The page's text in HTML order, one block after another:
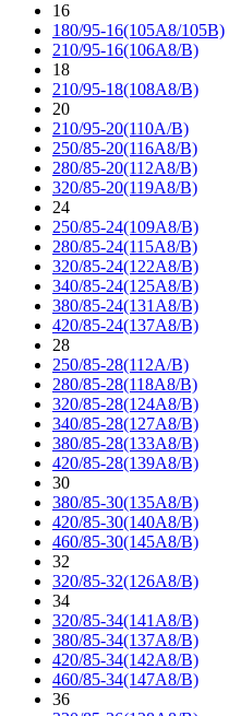
16
180/95-16(105A8/105B)
210/95-16(106A8/B)
18
210/95-18(108A8/B)
20
210/95-20(110A/B)
250/85-20(116A8/B)
280/85-20(112A8/B)
320/85-20(119A8/B)
24
250/85-24(109A8/B)
280/85-24(115A8/B)
320/85-24(122A8/B)
340/85-24(125A8/B)
380/85-24(131A8/B)
420/85-24(137A8/B)
28
250/85-28(112A/B)
280/85-28(118A8/B)
320/85-28(124A8/B)
340/85-28(127A8/B)
380/85-28(133A8/B)
420/85-28(139A8/B)
30
380/85-30(135A8/B)
420/85-30(140A8/B)
460/85-30(145A8/B)
32
320/85-32(126A8/B)
34
320/85-34(141A8/B)
380/85-34(137A8/B)
420/85-34(142A8/B)
460/85-34(147A8/B)
36